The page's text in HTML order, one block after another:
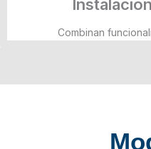
Combinan